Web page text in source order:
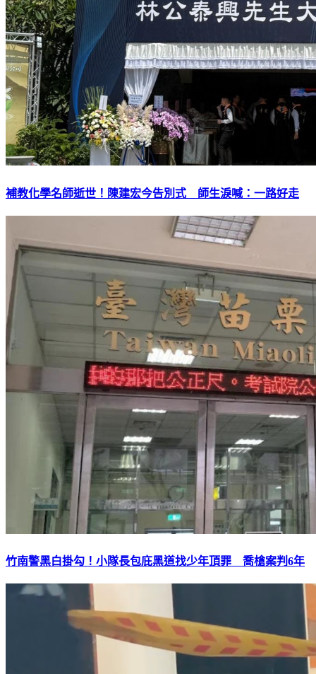
補教化學名師逝世！陳建宏今告別式 師生淚喊：一路好走
竹南警黑白掛勾！小隊長包庇黑道找少年頂罪 喬槍案判6年